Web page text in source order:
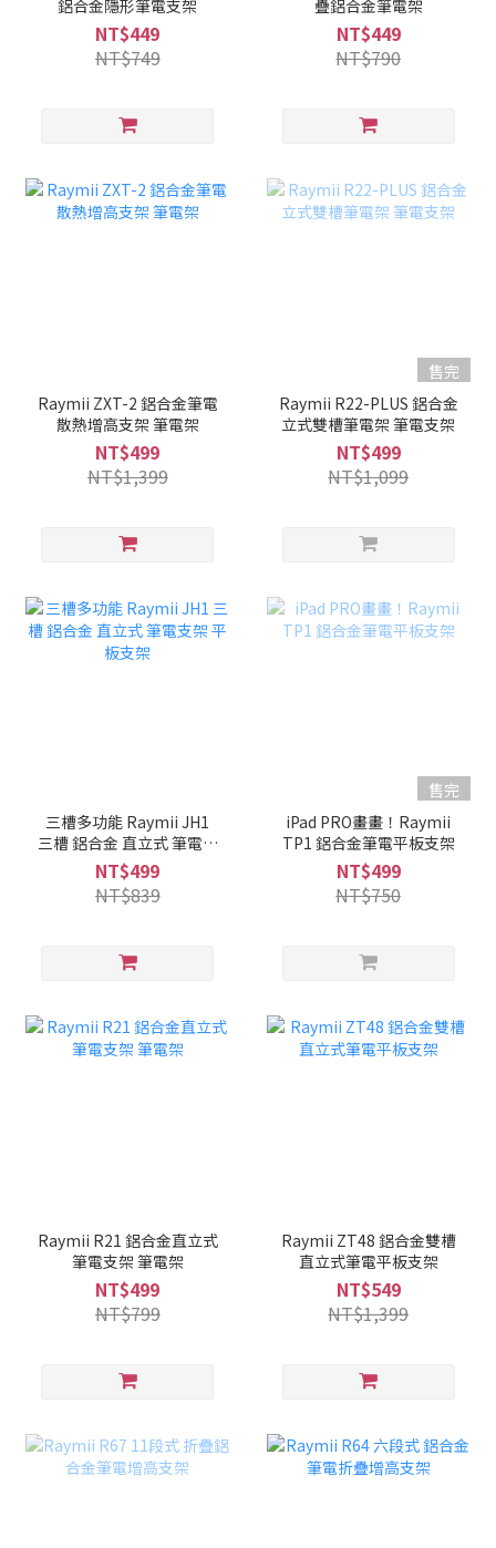
鋁合金隱形筆電支架
NT$449
NT$749
疊鋁合金筆電架
NT$449
NT$790
Raymii ZXT-2 鋁合金筆電
散熱增高支架 筆電架
NT$499
NT$1,399
售完
Raymii R22-PLUS 鋁合金
立式雙槽筆電架 筆電支架
NT$499
NT$1,099
三槽多功能 Raymii JH1
三槽 鋁合金 直立式 筆電支
架 平板支架
NT$499
NT$839
售完
iPad PRO畫畫！Raymii
TP1 鋁合金筆電平板支架
NT$499
NT$750
Raymii R21 鋁合金直立式
筆電支架 筆電架
NT$499
NT$799
Raymii ZT48 鋁合金雙槽
直立式筆電平板支架
NT$549
NT$1,399